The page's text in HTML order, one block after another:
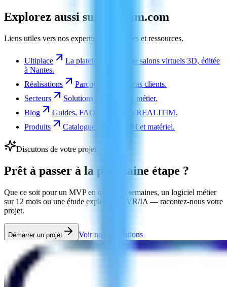
Explorez aussi sur realitim.com
Liens utiles vers nos expertises, références et ressources.
Ultiplace
La plateforme SaaS de salons virtuels 3D, éditée
à Nantes.
Réalisations
Parcourir tous les cas clients.
Secteurs
Solutions par verticale métier.
Blog
Guides, FAQ et actualités REALITIM.
Produits
Catalogue SaaS, MDM et matériel.
Discutons de votre projet
Prêt à passer à la prochaine étape ?
Que ce soit pour un MVP en quelques semaines, un logiciel métier
sur 12 mois ou une étude exploratoire VR/IA — racontez-nous votre
projet.
Démarrer un projet Voir nos réalisations